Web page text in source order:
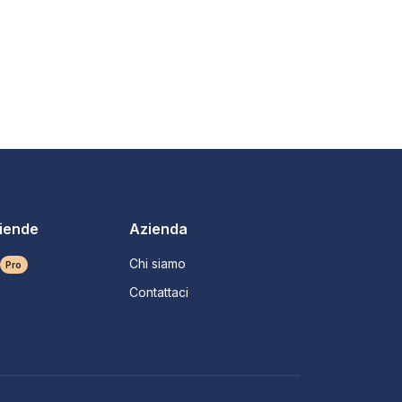
Pro
Azienda
Chi siamo
Contattaci